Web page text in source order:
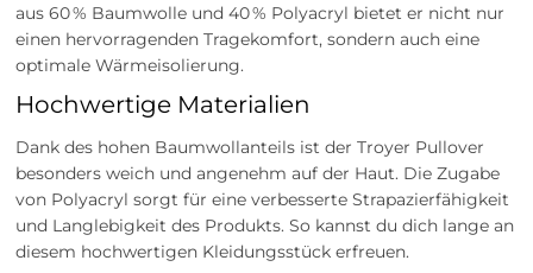
aus 60 % Baumwolle und 40 % Polyacryl bietet er nicht nur
einen hervorragenden Tragekomfort, sondern auch eine
optimale Wärmeisolierung.
Hochwertige Materialien
Dank des hohen Baumwollanteils ist der Troyer Pullover
besonders weich und angenehm auf der Haut. Die Zugabe
von Polyacryl sorgt für eine verbesserte Strapazierfähigkeit
und Langlebigkeit des Produkts. So kannst du dich lange an
diesem hochwertigen Kleidungsstück erfreuen.